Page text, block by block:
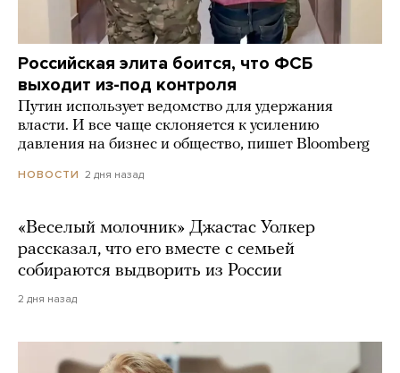
Российская элита боится, что ФСБ
выходит из-под контроля
Путин использует ведомство для удержания
власти. И все чаще склоняется к усилению
давления на бизнес и общество, пишет Bloomberg
НОВОСТИ 2 дня назад
«Веселый молочник» Джастас Уолкер
рассказал, что его вместе с семьей
собираются выдворить из России
2 дня назад